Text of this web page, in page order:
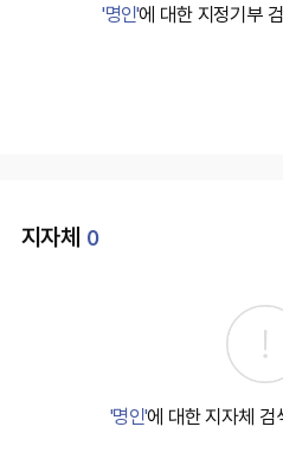
'명인'에 대한 지정기부
지자체 0
'명인'에 대한 지자체 검